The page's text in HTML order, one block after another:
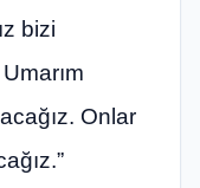
bizi
Onlar